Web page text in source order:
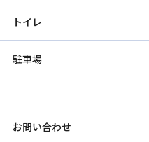
トイレ
駐車場
お問い合わせ